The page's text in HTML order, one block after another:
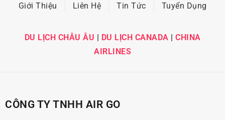
Giới Thiệu Liên Hệ Tin Tức Tuyển Dụng
DU LỊCH CHÂU ÂU | DU LỊCH CANADA | CHINA
AIRLINES
CÔNG TY TNHH AIR GO